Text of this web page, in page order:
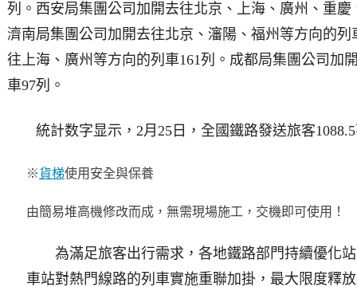
列。西安局集團公司加開去往北京、上海、廣州、重
濟南局集團公司加開去往北京、瀋陽、福州等方向的
往上海、廣州等方向的列車161列。成都局集團公司加
車97列。
統計数字显示，2月25日，全國鐵路發送旅客1088.5
※貨梯使用安全與保養
由簡易堆高機修改而成，無需現場施工，交機即可使用！
為滿足旅客出行需求，各地鐵路部門持續優化站
車站對熱門線路的列車實施重聯加掛，最大限度釋